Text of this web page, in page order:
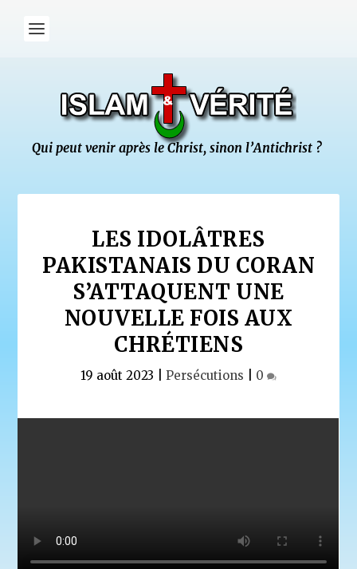
LES IDOLÂTRES
PAKISTANAIS DU CORAN
S’ATTAQUENT UNE
NOUVELLE FOIS AUX
CHRÉTIENS
19 août 2023 Persécutions 0